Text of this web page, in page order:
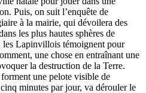
Puis, on suit l’enquête de
à la mairie, qui dévoilera des
les plus hautes sphères de
Lapinvillois témoignent pour
une chose en entraînant une
la destruction de la Terre.
une pelote visible de
minutes par jour, va dérouler le